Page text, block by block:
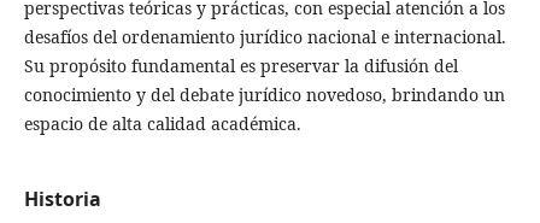
perspectivas teóricas y prácticas, con especial atención a los
desafíos del ordenamiento jurídico nacional e internacional.
Su propósito fundamental es preservar la difusión del
conocimiento y del debate jurídico novedoso, brindando un
espacio de alta calidad académica.
Historia